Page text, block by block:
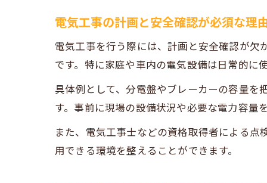
電気工事の計画と安全確認が必須な理
電気工事を行う際には、計画と安全確認が
です。特に家庭や車内の電気設備は日常的に
具体例として、分電盤やブレーカーの容量
す。事前に現場の設備状況や必要な電力容量
また、電気工事士などの資格取得者による
用できる環境を整えることができます。